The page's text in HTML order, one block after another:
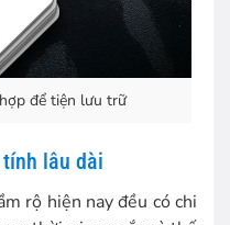
để tiện lưu trữ
lâu dài
rộ hiện nay đều có chi